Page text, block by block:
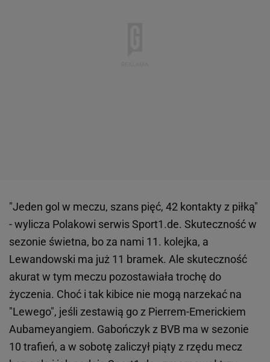
"Jeden gol w meczu, szans pięć, 42 kontakty z piłką"
- wylicza Polakowi serwis Sport1.de. Skuteczność w
sezonie świetna, bo za nami 11. kolejka, a
Lewandowski ma już 11 bramek. Ale skuteczność
akurat w tym meczu pozostawiała trochę do
życzenia. Choć i tak kibice nie mogą narzekać na
"Lewego", jeśli zestawią go z Pierrem-Emerickiem
Aubameyangiem. Gabończyk z BVB ma w sezonie
10 trafień, a w sobotę zaliczył piąty z rzędu mecz